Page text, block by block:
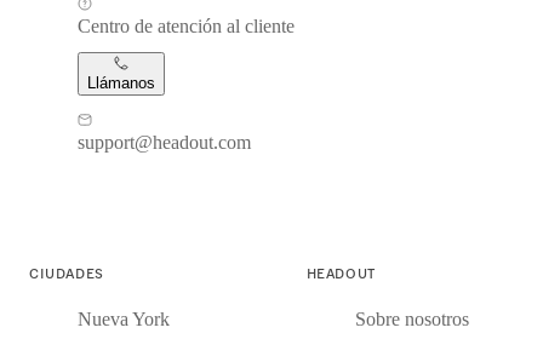
Centro de atención al cliente
Llámanos
support@headout.com
CIUDADES
Nueva York
HEADOUT
Sobre nosotros